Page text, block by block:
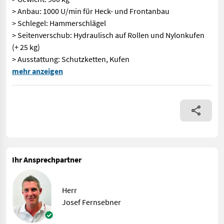
> Anbau: 1000 U/min für Heck- und Frontanbau
> Schlegel: Hammerschlägel
> Seitenverschub: Hydraulisch auf Rollen und Nylonkufen
(+ 25 kg)
> Ausstattung: Schutzketten, Kufen
Produktbeschreibung Orsi WGR 2600 Ich freue mich, Ihnen
mehr anzeigen
Ihr Ansprechpartner
Herr
Josef Fernsebner